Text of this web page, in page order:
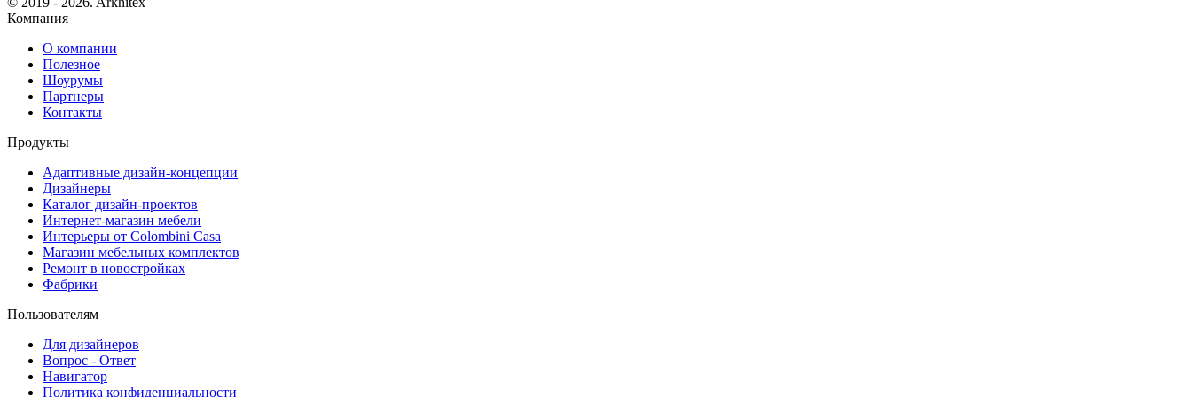
Компания
О компании
Полезное
Шоурумы
Партнеры
Контакты
Продукты
Адаптивные дизайн-концепции
Дизайнеры
Каталог дизайн-проектов
Интернет-магазин мебели
Интерьеры от Colombini Casa
Магазин мебельных комплектов
Ремонт в новостройках
Фабрики
Пользователям
Для дизайнеров
Вопрос - Ответ
Навигатор
Политика конфиденциальности